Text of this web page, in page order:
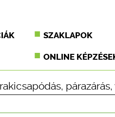
SZAKLAPOK
ONLINE
, párazárás,